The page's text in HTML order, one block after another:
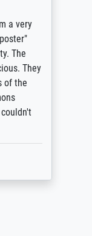
a very
The
They
of the